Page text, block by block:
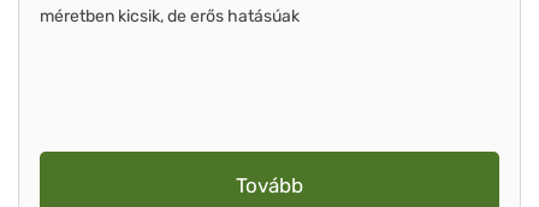
méretben kicsik, de erős hatásúak
Tovább